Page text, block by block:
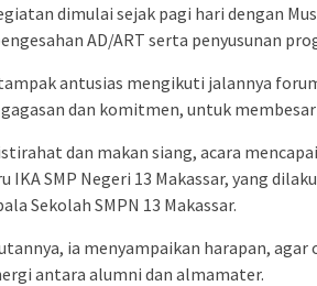
dimulai sejak pagi hari dengan
AD/ART serta penyusunan
antusias mengikuti jalannya
dan komitmen, untuk
dan makan siang, acara
IKA SMP Negeri 13 Makassar, yang
Sekolah SMPN 13 Makassar.
ia menyampaikan harapan, agar
antara alumni dan almamater.